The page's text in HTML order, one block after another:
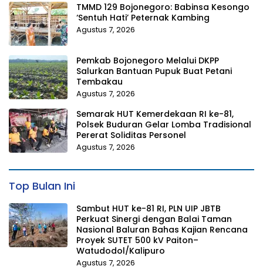
TMMD 129 Bojonegoro: Babinsa Kesongo
‘Sentuh Hati’ Peternak Kambing
Agustus 7, 2026
Pemkab Bojonegoro Melalui DKPP
Salurkan Bantuan Pupuk Buat Petani
Tembakau
Agustus 7, 2026
Semarak HUT Kemerdekaan RI ke-81,
Polsek Buduran Gelar Lomba Tradisional
Pererat Soliditas Personel
Agustus 7, 2026
Top Bulan Ini
Sambut HUT ke-81 RI, PLN UIP JBTB
Perkuat Sinergi dengan Balai Taman
Nasional Baluran Bahas Kajian Rencana
Proyek SUTET 500 kV Paiton–
Watudodol/Kalipuro
Agustus 7, 2026